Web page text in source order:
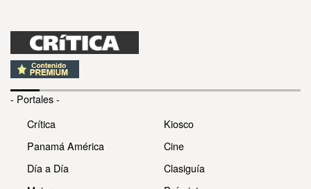
- Portales -
Crítica
Panamá América
Día a Día
Kiosco
Cine
Clasiguía